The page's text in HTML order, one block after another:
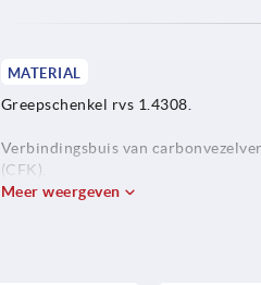
MATERIAL
Greepschenkel rvs 1.4308.
Verbindingsbuis van
(CFK).
Meer weergeven